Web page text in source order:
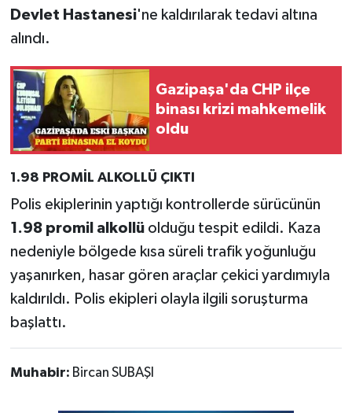
Devlet Hastanesi'ne kaldırılarak tedavi altına
alındı.
Gazipaşa'da CHP ilçe
binası krizi mahkemelik
oldu
1.98 PROMİL ALKOLLÜ ÇIKTI
Polis ekiplerinin yaptığı kontrollerde sürücünün
1.98 promil alkollüolduğu tespit edildi. Kaza
nedeniyle bölgede kısa süreli trafik yoğunluğu
yaşanırken, hasar gören araçlar çekici yardımıyla
kaldırıldı. Polis ekipleri olayla ilgili soruşturma
başlattı.
Muhabir: Bircan SUBAŞI